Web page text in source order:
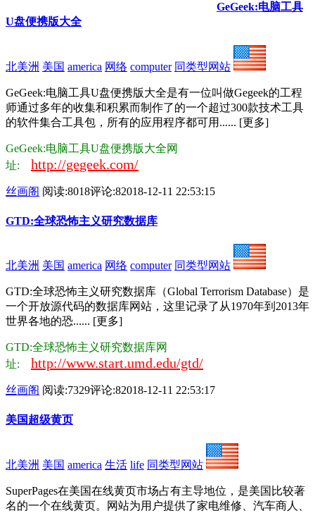
GeGeek:电脑工具
U盘便携版大全
北美洲 美国 america 网络 computer 同类型网站
GeGeek:电脑工具U盘便携版大全是有一位叫做Gegeek的工程
师通过多年的收集和积累而制作了的一个超过300款技术工具
的软件集合工具包，所有的应用程序都可用...... [更多]
GeGeek:电脑工具U盘便携版大全网
址: http://gegeek.com/
丝画阁 阅读:8018评论:82018-12-11 22:53:15
GTD:全球恐怖主义研究数据库
北美洲 美国 america 网络 computer 同类型网站
GTD:全球恐怖主义研究数据库（Global Terrorism Database）是
一个开放源代码的数据库网站，这里记录了从1970年到2013年
世界各地的恐...... [更多]
GTD:全球恐怖主义研究数据库网
址: http://www.start.umd.edu/gtd/
丝画阁 阅读:7329评论:82018-12-11 22:53:17
美国超级黄页
北美洲 美国 america 生活 life 同类型网站
SuperPages在美国在线黄页市场占有主导地位，是美国比较著
名的一个在线黄页。网站为用户提供了家电维修、汽车商人、